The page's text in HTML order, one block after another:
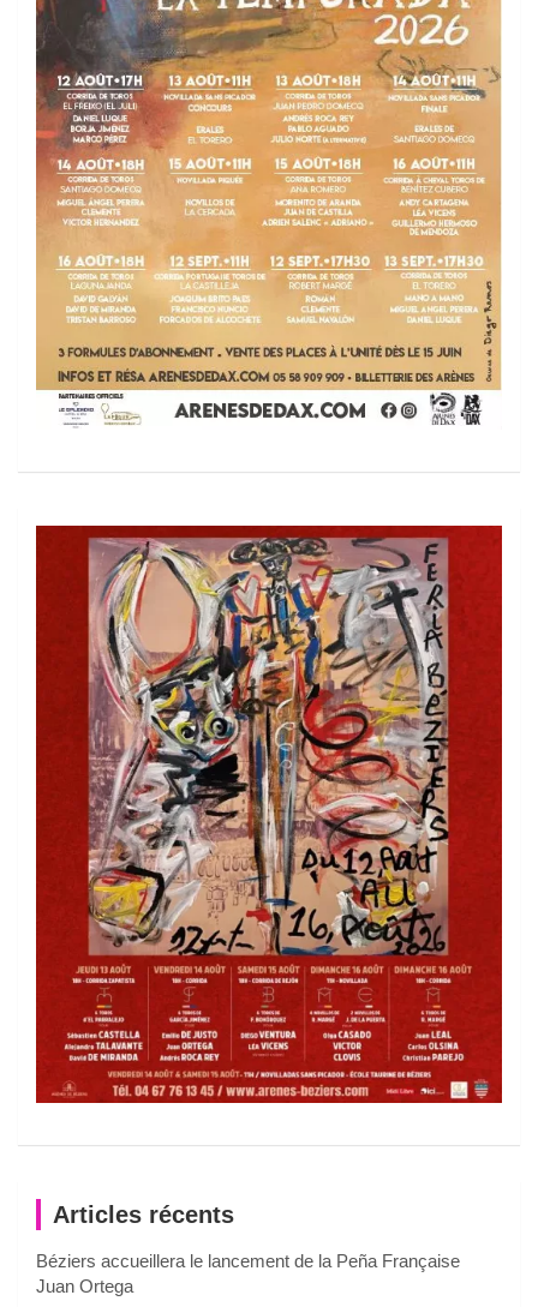
Articles récents
Béziers accueillera le lancement de la Peña Française
Juan Ortega